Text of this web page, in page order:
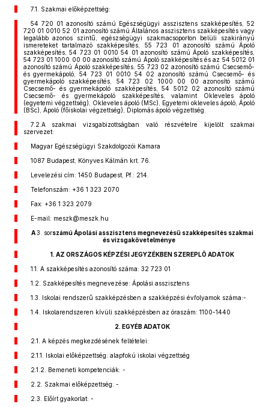
7.1. Szakmai előképzettség:
54 720 01 azonosító számú Egészségügyi asszisztens szakképesítés, 52
720 01 0010 52 01 azonosító számú Általános asszisztens szakképesítés vagy
legalább azonos szintű, egészségügyi szakmacsoporton belüli szakirányú
ismereteket tartalmazó szakképesítés, 55 723 01 azonosító számú Ápoló
szakképesítés, 54 723 01 0010 54 01 azonosító számú Ápoló szakképesítés,
54 723 01 1000 00 00 azonosító számú Ápoló szakképesítés és az 54 5012 01
azonosító számú Ápoló szakképesítés, 55 723 02 azonosító számú Csecsemő-
és gyermekápoló, 54 723 01 0010 54 02 azonosító számú Csecsemő- és
gyermekápoló szakképesítés, 54 723 02 1000 00 00 azonosító számú
Csecsemő- és gyermekápoló szakképesítés, 54 5012 02 azonosító számú
Csecsemő- és gyermekápoló szakképesítés, valamint Okleveles ápoló
(egyetemi végzettség), Okleveles ápoló (MSc), Egyetemi okleveles ápoló, Ápoló
(BSc), Ápoló (főiskolai végzettség), Diplomás ápoló végzettség.
7.2.A szakmai vizsgabizottságban való részvételre kijelölt szakmai
szervezet:
Magyar Egészségügyi Szakdolgozói Kamara
1087 Budapest, Könyves Kálmán krt. 76.
Levelezési cím: 1450 Budapest, Pf.: 214.
Telefonszám: +36 1 323 2070
Fax: +36 1 323 2079
E-mail: meszk@meszk.hu
A3. sorszámú Ápolási asszisztens megnevezésű szakképesítés szakmai
és vizsgakövetelménye
1. AZ ORSZÁGOS KÉPZÉSI JEGYZÉKBEN SZEREPLŐ ADATOK
1.1. A szakképesítés azonosító száma: 32 723 01
1.2. Szakképesítés megnevezése: Ápolási asszisztens
1.3. Iskolai rendszerű szakképzésben a szakképzési évfolyamok száma:-
1.4. Iskolarendszeren kívüli szakképzésben az óraszám: 1100-1440
2. EGYÉB ADATOK
2.1. A képzés megkezdésének feltételei:
2.1.1. Iskolai előképzettség: alapfokú iskolai végzettség
2.1.2. Bemeneti kompetenciák: -
2.2. Szakmai előképzettség: -
2.3. Előírt gyakorlat: -